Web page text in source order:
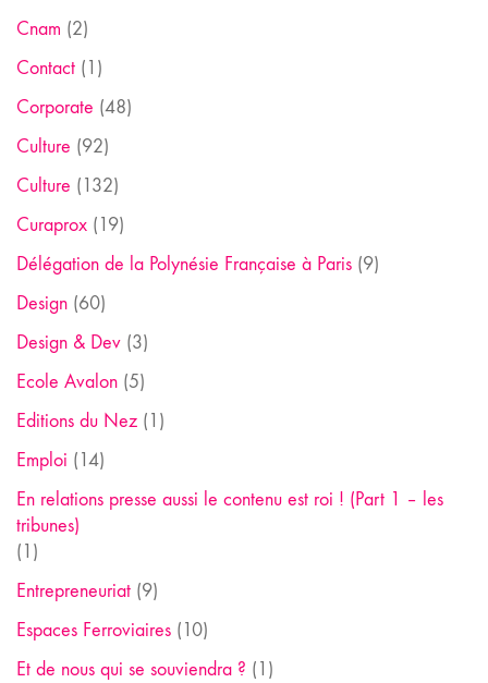
Cnam (2)
Contact (1)
Corporate (48)
Culture (92)
Culture (132)
Curaprox (19)
Délégation de la Polynésie Française à Paris (9)
Design (60)
Design & Dev (3)
Ecole Avalon (5)
Editions du Nez (1)
Emploi (14)
En relations presse aussi le contenu est roi ! (Part 1 – les
tribunes)
(1)
Entrepreneuriat (9)
Espaces Ferroviaires (10)
Et de nous qui se souviendra ? (1)